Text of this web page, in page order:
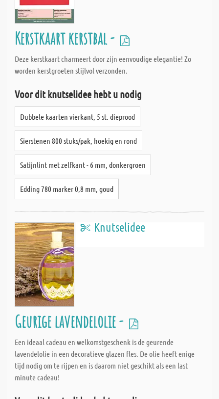
Kerstkaart kerstbal -
Deze kerstkaart charmeert door zijn eenvoudige elegantie! Zo
worden kerstgroeten stijlvol verzonden.
Voor dit knutselidee hebt u nodig
Dubbele kaarten vierkant, 5 st. dieprood
Sierstenen 800 stuks/pak, hoekig en rond
Satijnlint met zelfkant - 6 mm, donkergroen
Edding 780 marker 0,8 mm, goud
Knutselidee
Geurige lavendelolie -
Een ideaal cadeau en welkomstgeschenk is de geurende
lavendelolie in een decoratieve glazen fles. De olie heeft enige
tijd nodig om te rijpen en is daarom niet geschikt als een last
minute cadeau!